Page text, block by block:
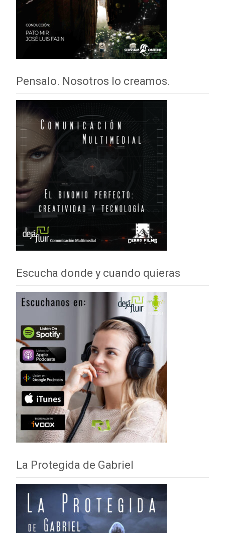
Pensalo. Nosotros lo creamos.
Escucha donde y cuando quieras
La Protegida de Gabriel